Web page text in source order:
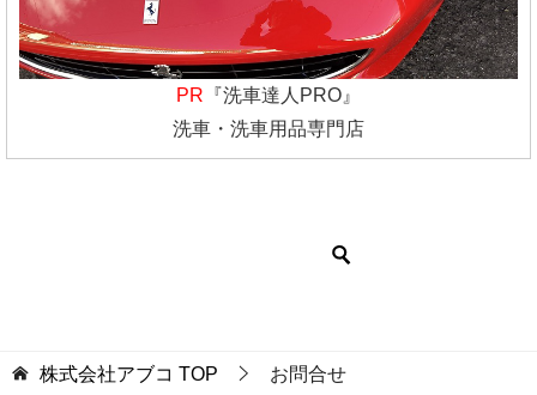
PR 『洗車達人PRO』
洗車・洗車用品専門店
株式会社アブコ TOP お問合せ